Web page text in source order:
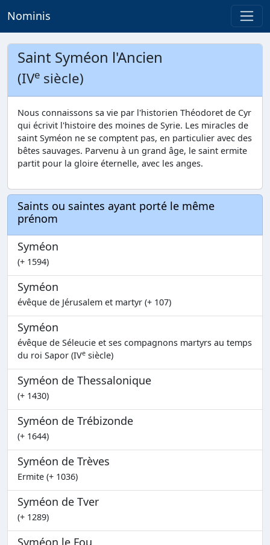
Nominis
Saint Syméon l'Ancien
(IVe siècle)
Nous connaissons sa vie par l'historien Théodoret de Cyr
qui écrivit l'histoire des moines de Syrie. Les miracles de
saint Syméon ne se comptent pas, en particulier avec des
bêtes sauvages. Parvenu à un grand âge, le saint ermite
partit pour la gloire éternelle, avec les anges.
Saints ou saintes ayant porté le même
prénom
Syméon
(+ 1594)
Syméon
évêque de Jérusalem et martyr (+ 107)
Syméon
évêque de Séleucie et ses compagnons martyrs au temps
du roi Sapor (IVe siècle)
Syméon de Thessalonique
(+ 1430)
Syméon de Trébizonde
(+ 1644)
Syméon de Trèves
Ermite (+ 1036)
Syméon de Tver
(+ 1289)
Syméon le Fou